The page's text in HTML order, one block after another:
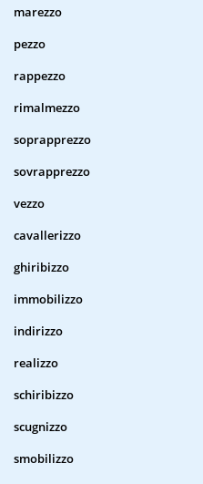
marezzo
pezzo
rappezzo
rimalmezzo
soprapprezzo
sovrapprezzo
vezzo
cavallerizzo
ghiribizzo
immobilizzo
indirizzo
realizzo
schiribizzo
scugnizzo
smobilizzo